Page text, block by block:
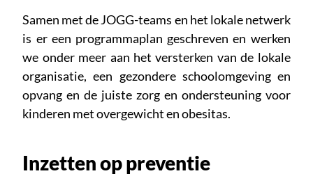
Samen met de JOGG-teams en het lokale netwerk
is er een programmaplan geschreven en werken
we onder meer aan het versterken van de lokale
organisatie, een gezondere schoolomgeving en
opvang en de juiste zorg en ondersteuning voor
kinderen met overgewicht en obesitas.
Inzetten op preventie